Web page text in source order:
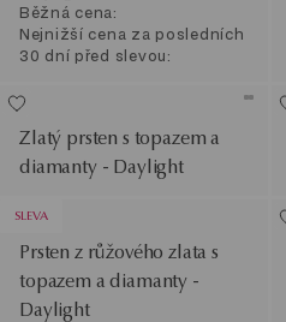
Běžná cena:
Nejnižší cena za posledních
30 dní před slevou:
Zlatý prsten s topazem a
diamanty - Daylight
SLEVA
Prsten z růžového zlata s
topazem a diamanty -
Daylight